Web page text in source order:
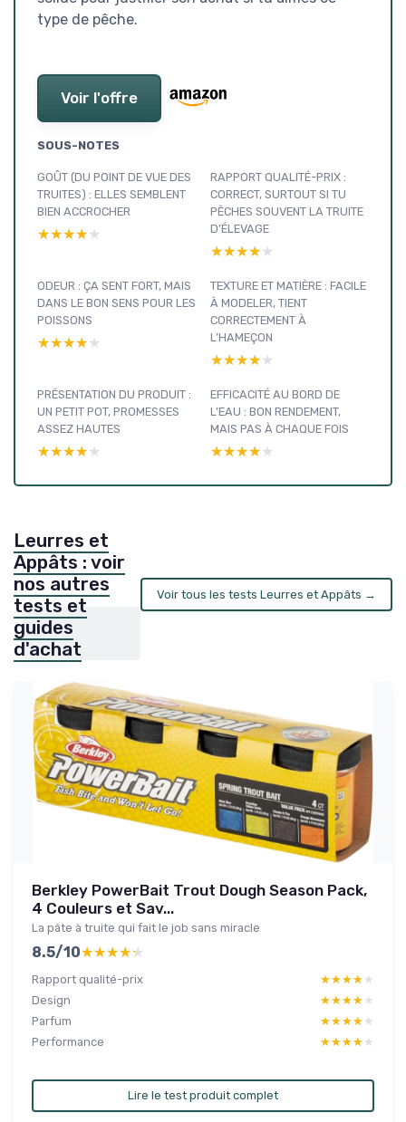
type de pêche.
Voir l'offre
SOUS-NOTES
GOÛT (DU POINT DE VUE DES
TRUITES) : ELLES SEMBLENT
BIEN ACCROCHER
★★★★★
★★★★★
RAPPORT QUALITÉ-PRIX :
CORRECT, SURTOUT SI TU
PÊCHES SOUVENT LA TRUITE
D’ÉLEVAGE
★★★★★
★★★★★
ODEUR : ÇA SENT FORT, MAIS
DANS LE BON SENS POUR LES
POISSONS
★★★★★
★★★★★
TEXTURE ET MATIÈRE : FACILE
À MODELER, TIENT
CORRECTEMENT À
L’HAMEÇON
★★★★★
★★★★★
PRÉSENTATION DU PRODUIT :
UN PETIT POT, PROMESSES
ASSEZ HAUTES
★★★★★
★★★★★
EFFICACITÉ AU BORD DE
L’EAU : BON RENDEMENT,
MAIS PAS À CHAQUE FOIS
★★★★★
★★★★★
Leurres et
Appâts : voir
nos autres
tests et
guides
d'achat
Voir tous les tests Leurres et Appâts →
Berkley PowerBait Trout Dough Season Pack,
4 Couleurs et Sav...
La pâte à truite qui fait le job sans miracle
8.5/10★★★★★
★★★★★
Rapport qualité-prix ★★★★★
★★★★★
Design
★★★★★
★★★★★
Parfum
★★★★★
★★★★★
Performance
★★★★★
★★★★★
Lire le test produit complet